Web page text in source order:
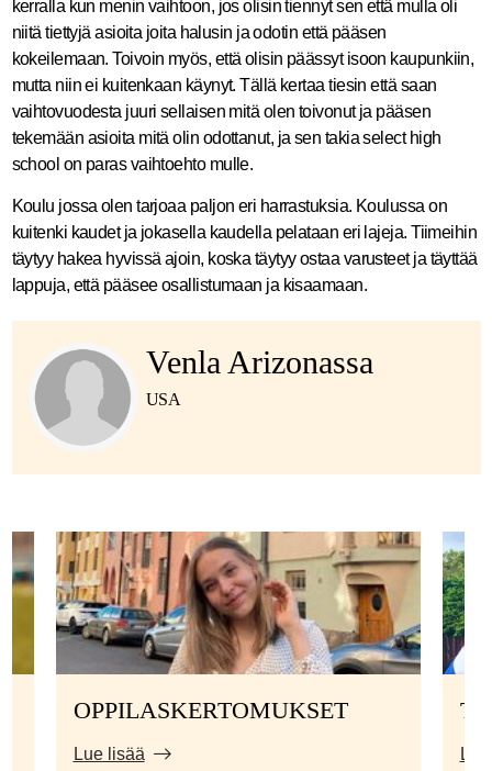
kerralla kun menin vaihtoon, jos olisin tiennyt sen että mulla oli
niitä tiettyjä asioita joita halusin ja odotin että pääsen
kokeilemaan. Toivoin myös, että olisin päässyt isoon kaupunkiin,
mutta niin ei kuitenkaan käynyt. Tällä kertaa tiesin että saan
vaihtovuodesta juuri sellaisen mitä olen toivonut ja pääsen
tekemään asioita mitä olin odottanut, ja sen takia select high
school on paras vaihtoehto mulle.
Koulu jossa olen tarjoaa paljon eri harrastuksia. Koulussa on
kuitenki kaudet ja jokasella kaudella pelataan eri lajeja. Tiimeihin
täytyy hakea hyvissä ajoin, koska täytyy ostaa varusteet ja täyttää
lappuja, että pääsee osallistumaan ja kisaamaan.
Venla Arizonassa
USA
OPPILASKERTOMUKSET
Lue lisää